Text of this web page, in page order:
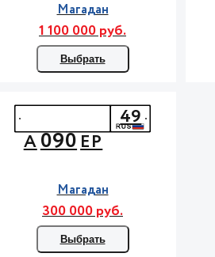
Магадан
1 100 000 руб.
Выбрать
А090ЕР
49
Магадан
300 000 руб.
Выбрать